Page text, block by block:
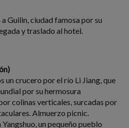
Guilin, ciudad famosa por su
y traslado al hotel.
un crucero por el río Li Jiang, que
por su hermosura
colinas verticales, surcadas por
Almuerzo picnic.
un pequeño pueblo